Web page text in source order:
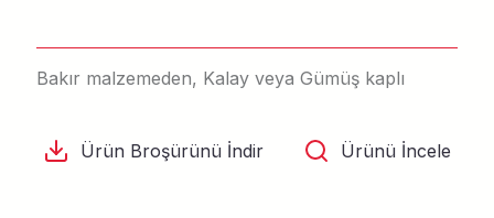
Bakır malzemeden, Kalay veya Gümüş kaplı
Ürün Broşürünü İndir Ürünü İncele